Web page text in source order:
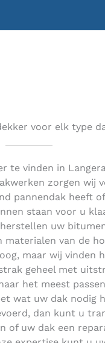
voor elk type
te vinden in
zorgen wij
pannendak heeft
staan voor u
uw
materialen van de
maar wij vinden
geheel met
het meest
wat uw dak nodig
dan kunt u
of uw dak een